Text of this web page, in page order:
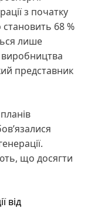
з початку
68 %
лише
представник
що досягти
від